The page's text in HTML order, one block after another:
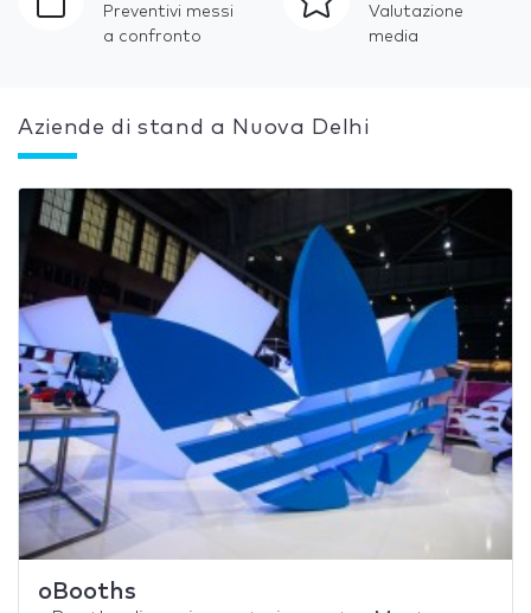
Preventivi messi
a confronto
Valutazione
media
Aziende di stand a Nuova Delhi
oBooths